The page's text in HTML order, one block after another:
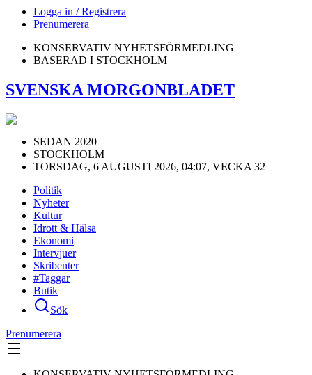
Logga in / Registrera
Prenumerera
KONSERVATIV NYHETSFÖRMEDLING
BASERAD I STOCKHOLM
SVENSKA MORGONBLADET
SEDAN 2020
STOCKHOLM
TORSDAG, 6 AUGUSTI 2026, 04:07, VECKA 32
Politik
Nyheter
Kultur
Idrott & Hälsa
Ekonomi
Intervjuer
Skribenter
#Taggar
Butik
Sök
Prenumerera